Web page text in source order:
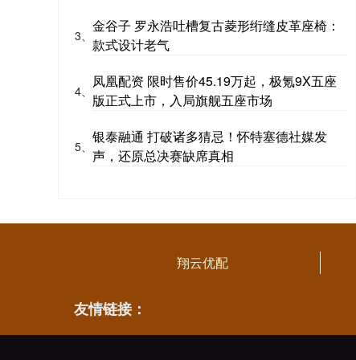
3、
金谷子 罗永浩吐槽复古菱形绗缝皮革座椅：
款式设计老气
4、
凤凰配资 限时售价45.19万起，极氪9X五座
版正式上市，入局旗舰五座市场
5、
银泰融通 打破诸多猜忌！怀特塞德社媒发
声，还原总决赛缺席真相
翔云优配
友情链接：